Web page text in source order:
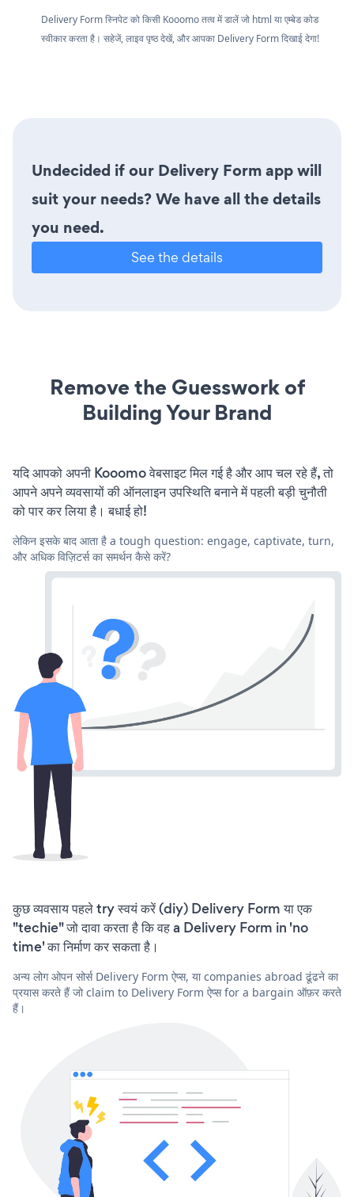
Delivery Form स्निपेट को किसी Kooomo तत्व में डालें जो html या एम्बेड कोड
स्वीकार करता है। सहेजें, लाइव पृष्ठ देखें, और आपका Delivery Form दिखाई देगा!
Undecided if our Delivery Form app will
suit your needs? We have all the details
you need.
See the details
Remove the Guesswork of
Building Your Brand
यदि आपको अपनी Kooomo वेबसाइट मिल गई है और आप चल रहे हैं, तो
आपने अपने व्यवसायों की ऑनलाइन उपस्थिति बनाने में पहली बड़ी चुनौती
को पार कर लिया है। बधाई हो!
लेकिन इसके बाद आता है a tough question: engage, captivate, turn,
और अधिक विज़िटर्स का समर्थन कैसे करें?
कुछ व्यवसाय पहले try स्वयं करें (diy) Delivery Form या एक
"techie" जो दावा करता है कि वह a Delivery Form in 'no
time' का निर्माण कर सकता है।
अन्य लोग ओपन सोर्स Delivery Form ऐप्स, या companies abroad ढूंढने का
प्रयास करते हैं जो claim to Delivery Form ऐप्स for a bargain ऑफ़र करते
हैं।